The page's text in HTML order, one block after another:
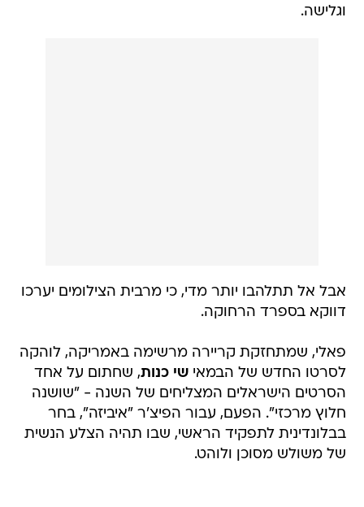
וגלישה.
אבל אל תתלהבו יותר מדי, כי מרבית הצילומים יערכו
דווקא בספרד הרחוקה.
פאלי, שמתחזקת קריירה מרשימה באמריקה, לוהקה
לסרטו החדש של הבמאישי כנות, שחתום על אחד
הסרטים הישראלים המצליחים של השנה - "שושנה
חלוץ מרכזי". הפעם, עבור הפיצ'ר "איביזה", בחר
בבלונדינית לתפקיד הראשי, שבו תהיה הצלע הנשית
של משולש מסוכן ולוהט.